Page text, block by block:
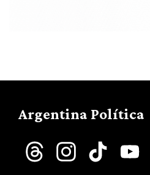
Argentina Política
Threads InstagramTikTok